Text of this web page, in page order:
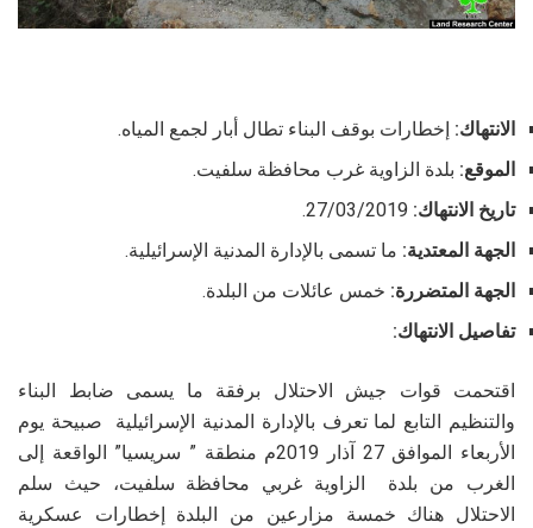
الانتهاك: إخطارات بوقف البناء تطال أبار لجمع المياه.
الموقع: بلدة الزاوية غرب محافظة سلفيت.
تاريخ الانتهاك:
الجهة المعتدية: ما تسمى بالإدارة المدنية الإسرائيلية.
الجهة المتضررة: خمس عائلات من البلدة.
تفاصيل الانتهاك:
اقتحمت قوات جيش الاحتلال برفقة ما يسمى ضابط البناء
والتنظيم التابع لما تعرف بالإدارة المدنية الإسرائيلية صبيحة يوم
الأربعاء الموافق 27 آذار 2019م منطقة ” سريسيا” الواقعة إلى
الغرب من بلدة الزاوية غربي محافظة سلفيت، حيث سلم
الاحتلال هناك خمسة مزارعين من البلدة إخطارات عسكرية